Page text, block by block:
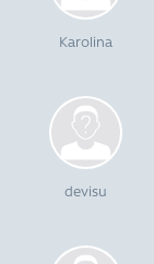
Karolina
devisu